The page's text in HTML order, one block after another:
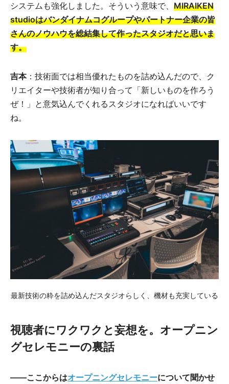
システムも強化しました。そういう意味で、 MIRAIKEN
studioはバンダイナムコグループやパートナー企業の皆
さんのノウハウを総結集して作ったスタジオだと思いま
す。
吉本：技術面では相当優れたものを詰め込んだので、ク
リエイターや技術者が知り合って「新しいものを作ろう
ぜ！」と意気込んでくれるスタジオになればいいです
ね。
最新技術の粋を詰め込んだスタジオらしく、機材も充実している
視聴者にワクワクと妄想を。オープニン
グセレモニーの裏話
――ここからはオープニングセレモニーについて聞かせ